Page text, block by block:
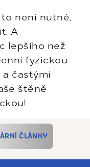
není nutné,
A
lepšího než
fyzickou
častými
štěně
ČLÁNKY